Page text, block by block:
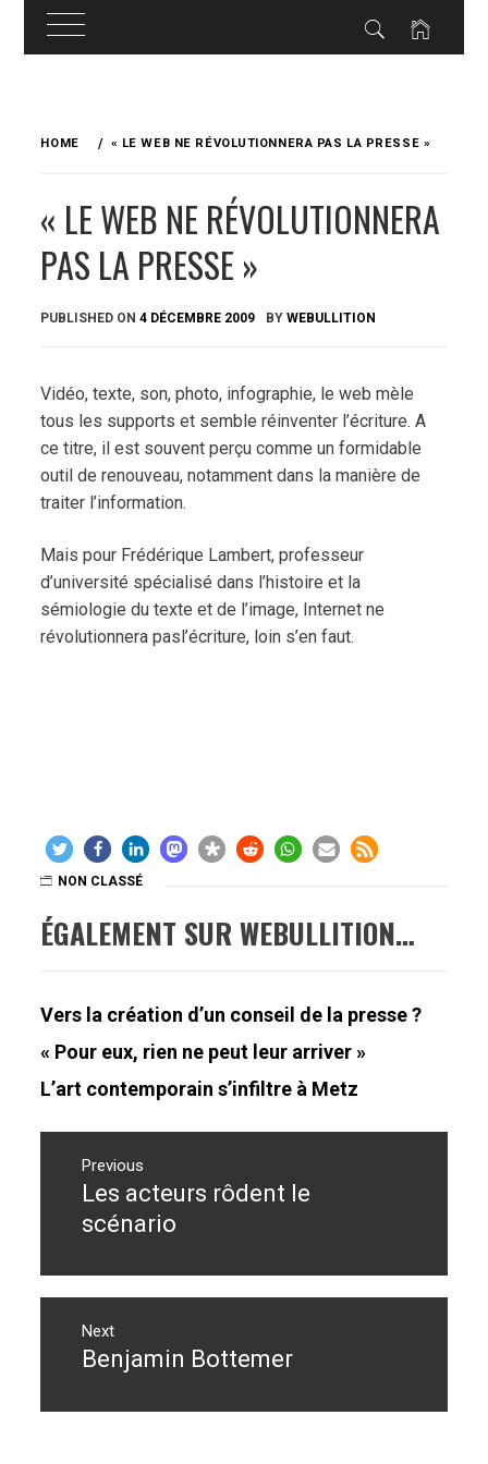
HOME « LE WEB NE RÉVOLUTIONNERA PAS LA PRESSE »
« LE WEB NE RÉVOLUTIONNERA
PAS LA PRESSE »
PUBLISHED ON4 DÉCEMBRE 2009 BYWEBULLITION
Vidéo, texte, son, photo, infographie, le web mèle
tous les supports et semble réinventer l’écriture. A
ce titre, il est souvent perçu comme un formidable
outil de renouveau, notamment dans la manière de
traiter l’information.
Mais pour Frédérique Lambert, professeur
d’université spécialisé dans l’histoire et la
sémiologie du texte et de l’image, Internet ne
révolutionnera pasl’écriture, loin s’en faut.
NON CLASSÉ
ÉGALEMENT SUR WEBULLITION…
Vers la création d’un conseil de la presse ?
« Pour eux, rien ne peut leur arriver »
L’art contemporain s’infiltre à Metz
Navigation
l’article
Previous
Previous
post:
Les acteurs rôdent le
scénario
Next
Next
Benjamin Bottemer